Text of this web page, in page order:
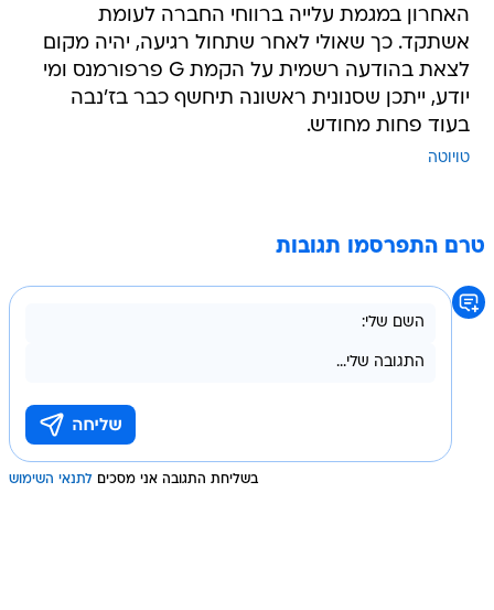
האחרון במגמת עלייה ברווחי החברה לעומת
אשתקד. כך שאולי לאחר שתחול רגיעה, יהיה מקום
לצאת בהודעה רשמית על הקמת G פרפורמנס ומי
יודע, ייתכן שסנונית ראשונה תיחשף כבר בז'נבה
בעוד פחות מחודש.
טויוטה
טרם התפרסמו תגובות
בשליחת התגובה אני מסכים לתנאי השימוש